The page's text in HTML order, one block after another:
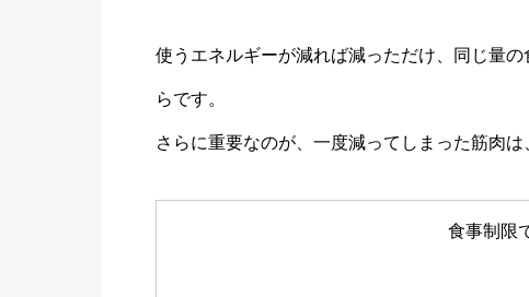
使うエネルギーが減れば減っただけ、同じ量
らです。
さらに重要なのが、一度減ってしまった筋肉
食事制限